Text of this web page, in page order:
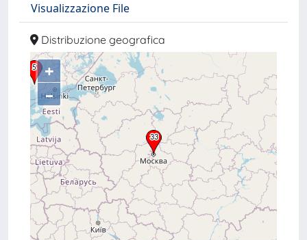
Visualizzazione File
Distribuzione geografica
+
–